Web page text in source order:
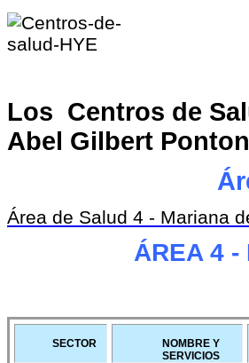
Los Centros de
Abel Gilbert
Área de Salud 4 - Mariana
ÁREA 4 -
SECTOR
NOMBRE Y
SERVICIOS